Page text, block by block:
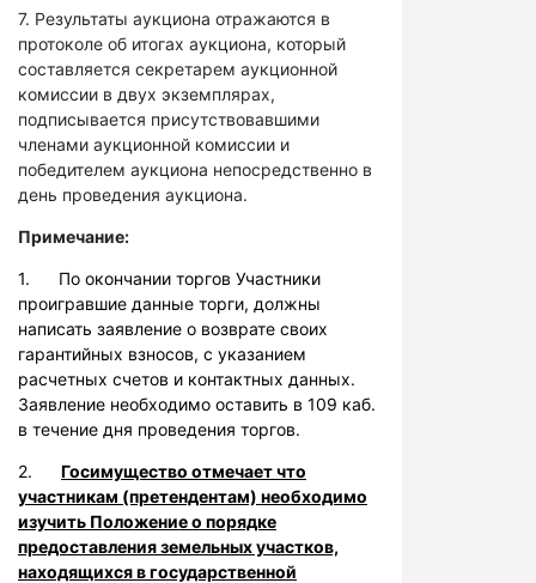
7. Результаты аукциона отражаются в
протоколе об итогах аукциона, который
составляется секретарем аукционной
комиссии в двух экземплярах,
подписывается присутствовавшими
членами аукционной комиссии и
победителем аукциона непосредственно в
день проведения аукциона.
Примечание:
1. По окончании торгов Участники
проигравшие данные торги, должны
написать заявление о возврате своих
гарантийных взносов, с указанием
расчетных счетов и контактных данных.
Заявление необходимо оставить в 109 каб.
в течение дня проведения торгов.
2. Госимущество отмечает что
участникам (претендентам) необходимо
изучить Положение о порядке
предоставления земельных участков,
находящихся в государственной